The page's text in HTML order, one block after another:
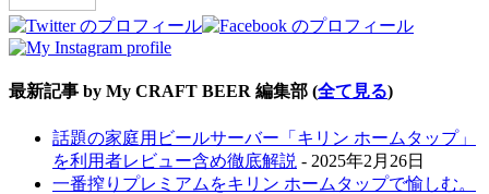
最新記事 by My CRAFT BEER 編集部 (全て見る)
話題の家庭用ビールサーバー「キリン ホームタップ」
を利用者レビュー含め徹底解説 - 2025年2月26日
一番搾りプレミアムをキリン ホームタップで愉しむ。